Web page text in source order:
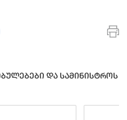
და სამინისტროს